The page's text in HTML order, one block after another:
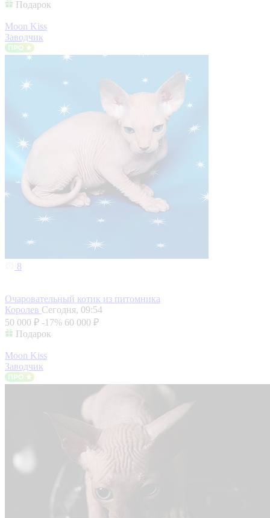
Подарок
Moon Kiss
Заводчик
8
Очаровательный котик из питомника
Королев Сегодня, 09:54
50 000 ₽ -17% 60 000 ₽
Подарок
Moon Kiss
Заводчик